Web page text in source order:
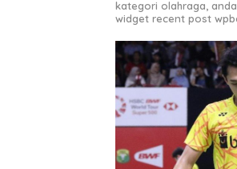
kategori olahraga,
widget recent post